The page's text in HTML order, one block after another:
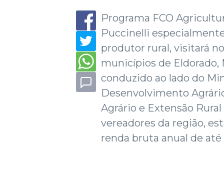
Programa FCO
Puccinelli
produtor rural, visitará
municípios de Eldorado,
conduzido ao lado do
Desenvolvimento
Agrário e Extensão
vereadores da região,
renda bruta anual de